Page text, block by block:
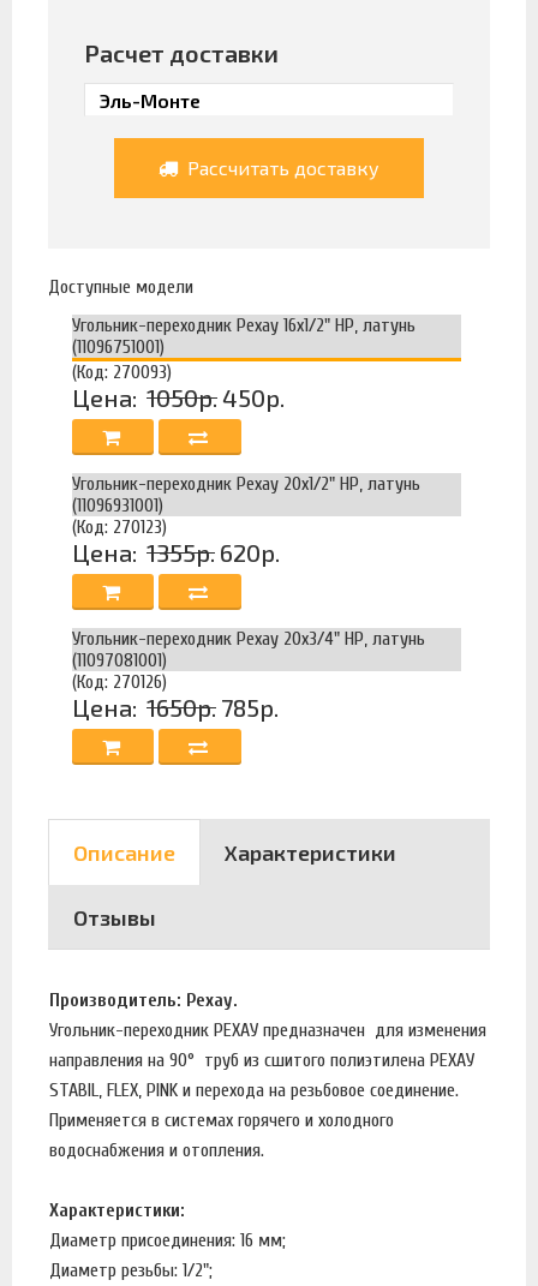
Расчет доставки
Рассчитать доставку
Доступные модели
Угольник-переходник Рехау 16x1/2" НР, латунь
(11096751001)
(Код: 270093)
Цена: 1050р. 450р.
Угольник-переходник Рехау 20x1/2" НР, латунь
(11096931001)
(Код: 270123)
Цена: 1355р. 620р.
Угольник-переходник Рехау 20x3/4" НР, латунь
(11097081001)
(Код: 270126)
Цена: 1650р. 785р.
Описание Характеристики
Отзывы
Производитель: Рехау.
Угольник-переходник РЕХАУ предназначен для изменения
направления на 90° труб из сшитого полиэтилена РЕХАУ
STABIL, FLEX, PINK и перехода на резьбовое соединение.
Применяется в системах горячего и холодного
водоснабжения и отопления.
Характеристики:
Диаметр присоединения: 16 мм;
Диаметр резьбы: 1/2";